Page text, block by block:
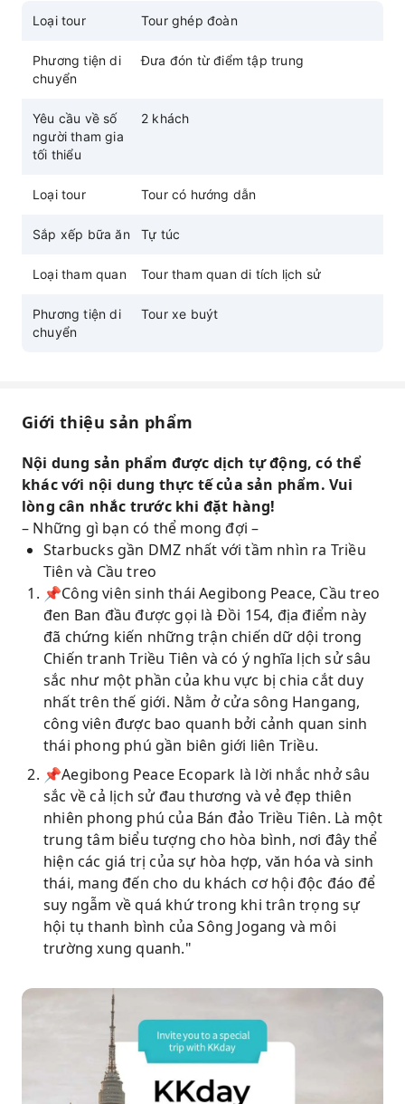
Loại tour Tour ghép đoàn
Phương tiện di
chuyển
Đưa đón từ điểm tập trung
Yêu cầu về số
người tham gia
tối thiểu
2 khách
Loại tour Tour có hướng dẫn
Sắp xếp bữa ăn Tự túc
Loại tham quan Tour tham quan di tích lịch sử
Phương tiện di
chuyển
Tour xe buýt
Giới thiệu sản phẩm
Nội dung sản phẩm được dịch tự động, có thể
khác với nội dung thực tế của sản phẩm. Vui
lòng cân nhắc trước khi đặt hàng!
– Những gì bạn có thể mong đợi –
Starbucks gần DMZ nhất với tầm nhìn ra Triều
Tiên và Cầu treo
📌Công viên sinh thái Aegibong Peace, Cầu treo
đen Ban đầu được gọi là Đồi 154, địa điểm này
đã chứng kiến những trận chiến dữ dội trong
Chiến tranh Triều Tiên và có ý nghĩa lịch sử sâu
sắc như một phần của khu vực bị chia cắt duy
nhất trên thế giới. Nằm ở cửa sông Hangang,
công viên được bao quanh bởi cảnh quan sinh
thái phong phú gần biên giới liên Triều.
📌Aegibong Peace Ecopark là lời nhắc nhở sâu
sắc về cả lịch sử đau thương và vẻ đẹp thiên
nhiên phong phú của Bán đảo Triều Tiên. Là một
trung tâm biểu tượng cho hòa bình, nơi đây thể
hiện các giá trị của sự hòa hợp, văn hóa và sinh
thái, mang đến cho du khách cơ hội độc đáo để
suy ngẫm về quá khứ trong khi trân trọng sự
hội tụ thanh bình của Sông Jogang và môi
trường xung quanh."